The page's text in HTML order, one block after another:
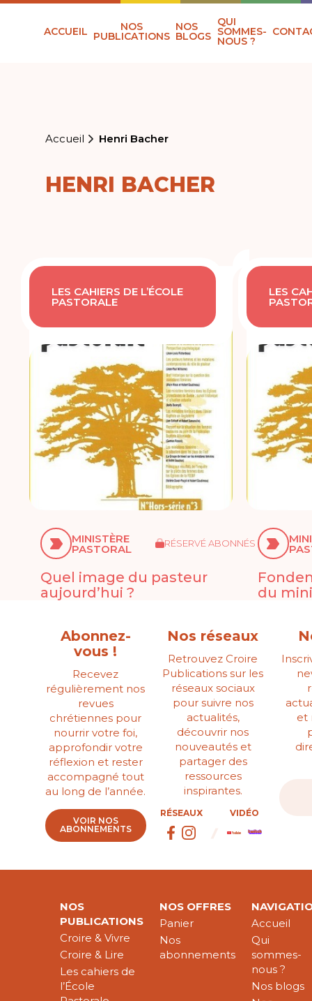
ACCUEIL NOS
PUBLICATIONS
NOS
BLOGS
QUI
SOMMES-
NOUS ?
Accueil Henri Bacher
HENRI BACHER
LES CAHIERS DE L’ÉCOLE
PASTORALE
MINISTÈRE
PASTORAL RÉSERVÉ ABONNÉS
Quel image du pasteur
aujourd’hui ?
LES
du
Abonnez-
vous !
Recevez
régulièrement nos
revues
chrétiennes pour
nourrir votre foi,
approfondir votre
réflexion et rester
accompagné tout
au long de l’année.
VOIR NOS
ABONNEMENTS
Nos réseaux
Retrouvez Croire
Publications sur les
réseaux sociaux
pour suivre nos
actualités,
découvrir nos
nouveautés et
partager des
ressources
inspirantes.
RÉSEAUX VIDÉO
et
NOS
PUBLICATIONS
Croire & Vivre
Croire & Lire
Les cahiers de
l’École
NOS OFFRES
Panier
Nos
abonnements
Accueil
Qui
sommes-
nous ?
Nos blogs